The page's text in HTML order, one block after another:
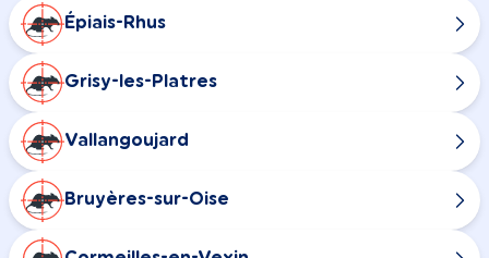
Épiais-Rhus
Grisy-les-Platres
Vallangoujard
Bruyères-sur-Oise